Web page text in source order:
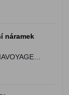
náramek